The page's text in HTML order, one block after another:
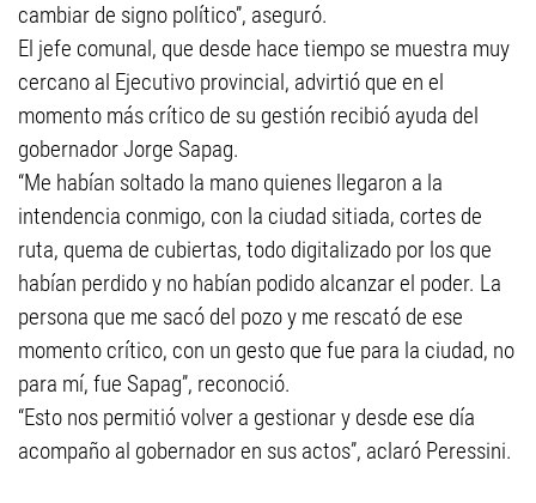
cambiar de signo político”, aseguró.
El jefe comunal, que desde hace tiempo se muestra muy
cercano al Ejecutivo provincial, advirtió que en el
momento más crítico de su gestión recibió ayuda del
gobernador Jorge Sapag.
“Me habían soltado la mano quienes llegaron a la
intendencia conmigo, con la ciudad sitiada, cortes de
ruta, quema de cubiertas, todo digitalizado por los que
habían perdido y no habían podido alcanzar el poder. La
persona que me sacó del pozo y me rescató de ese
momento crítico, con un gesto que fue para la ciudad, no
para mí, fue Sapag”, reconoció.
“Esto nos permitió volver a gestionar y desde ese día
acompaño al gobernador en sus actos”, aclaró Peressini.